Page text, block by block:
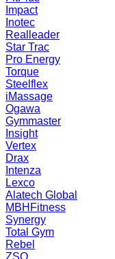
Impact
Inotec
Realleader
Star Trac
Pro Energy
Torque
Steelflex
iMassage
Ogawa
Gymmaster
Insight
Vertex
Drax
Intenza
Lexco
Alatech Global
MBHFitness
Synergy
Total Gym
Rebel
ZSO